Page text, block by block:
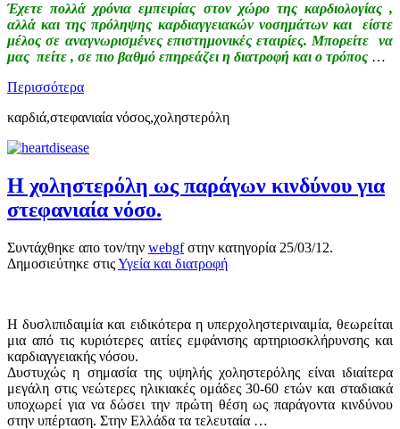
Έχετε πολλά χρόνια εμπειρίας στον χώρο της καρδιολογίας ,
αλλά και της πρόληψης καρδιαγγειακών νοσημάτων και είστε
μέλος σε αναγνωρισμένες επιστημονικές εταιρίες. Μπορείτε να
μας πείτε , σε πιο βαθμό επηρεάζει η διατροφή και ο τρόπος …
Περισσότερα
καρδιά,στεφανιαία νόσος,χοληστερόλη
Η χοληστερόλη ως παράγων κινδύνου για
στεφανιαία νόσο.
Συντάχθηκε απο τον/την webgfστην κατηγορία 25/03/12.
Δημοσιεύτηκε στιςΥγεία και διατροφή
Η δυσλιπιδαιμία και ειδικότερα η υπερχοληστεριναιμία, θεωρείται
μια από τις κυριότερες αιτίες εμφάνισης αρτηριοσκλήρυνσης και
καρδιαγγειακής νόσου.
Δυστυχώς η σημασία της υψηλής χοληστερόλης είναι ιδιαίτερα
μεγάλη στις νεώτερες ηλικιακές ομάδες 30-60 ετών και σταδιακά
υποχωρεί για να δώσει την πρώτη θέση ως παράγοντα κινδύνου
στην υπέρταση. Στην Ελλάδα τα τελευταία …